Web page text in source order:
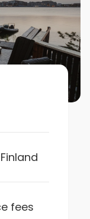
fees